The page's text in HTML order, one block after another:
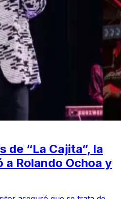
de “La Cajita”, la
a Rolando Ochoa y